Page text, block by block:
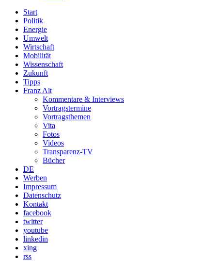
Start
Politik
Energie
Umwelt
Wirtschaft
Mobilität
Wissenschaft
Zukunft
Tipps
Franz Alt
Kommentare & Interviews
Vortragstermine
Vortragsthemen
Vita
Fotos
Videos
Transparenz-TV
Bücher
DE
Werben
Impressum
Datenschutz
Kontakt
facebook
twitter
youtube
linkedin
xing
rss